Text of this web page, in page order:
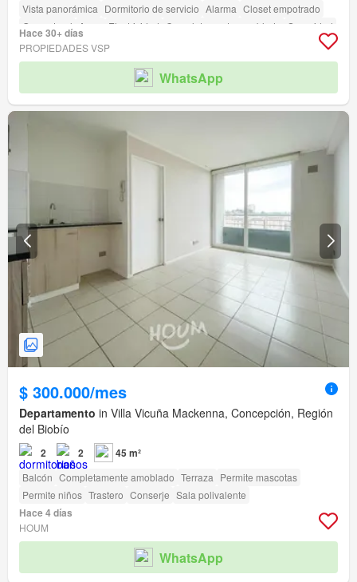
Vista panorámica Dormitorio de servicio Alarma Closet empotrado
Gas natural
Agua Electricidad Completamente amoblado
Seguridad
Gimnasio
Piscina Área para niños
Parilla Caseta de vigilancia Acceso para personas con discapacidad
Hace 30+ días
PROPIEDADES VSP
WhatsApp
$ 300.000/mes
Departamento in Villa Vicuña Mackenna, Concepción, Región
del Biobío
2 2 45 m²
Balcón Completamente amoblado Terraza Permite mascotas
Permite niños Trastero Conserje Sala polivalente
Hace 4 días
HOUM
WhatsApp